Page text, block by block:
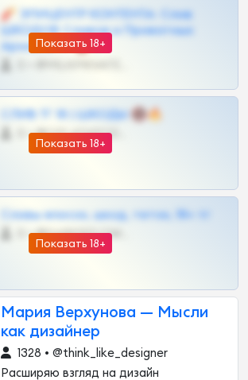
Показать 18+
🧨 ЭПИЦЕНТР КОНТЕНТА: Слив
ШКОДОВ Сливов и Приватных
Архивов ТГ 🔞💎
Показать 18+
СЛИВ ТГ 18 | ШКОДЫ 🔞🔥
0 •
Показать 18+
Сливы вписок, шкод, теток, 18+ тг
0 •
Мария Верхунова — Мысли
как дизайнер
1328 • @think_like_designer
Расширяю взгляд на дизайн